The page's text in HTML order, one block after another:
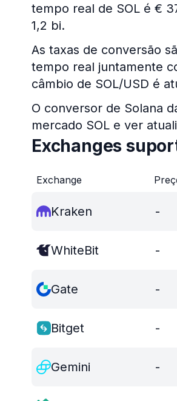
tempo real de SOL é €
1,2 bi.
As taxas de conversão
tempo real juntamente
câmbio de SOL/USD é
O conversor de Solana
mercado SOL e ver
Exchanges
Exchange
Kraken -
WhiteBit -
Gate -
Bitget -
Gemini -